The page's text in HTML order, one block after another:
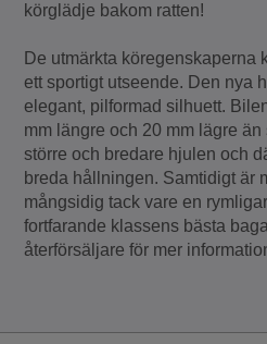
körglädje bakom ratten!
De utmärkta köregenskaperna
ett sportigt utseende. Den nya
elegant, pilformad silhuett.
mm längre och 20 mm lägre
större och bredare hjulen och
breda hållningen. Samtidigt är
mångsidig tack vare en
fortfarande klassens bästa
återförsäljare för mer